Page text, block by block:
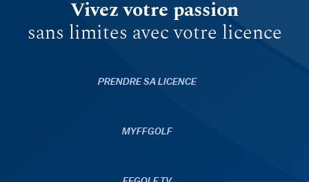
Vivez votre passion
sans limites avec votre licence
PRENDRE SA LICENCE
MYFFGOLF